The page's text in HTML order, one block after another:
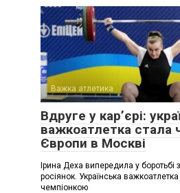
Важка атлетика
Вдруге у кар’єрі:
важкоатлетка стала
Європи в Москві
Ірина Деха випередила у боротьбі
росіянок. Українська
чемпіонкою